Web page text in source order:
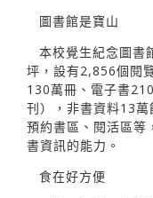
圖書館是寶山
本校覺生紀念圖書
坪，設有2,856個閱
130萬冊、電子書
刊），非書資料13
預約書區、閱活區等
書資訊的能力。
食在好方便